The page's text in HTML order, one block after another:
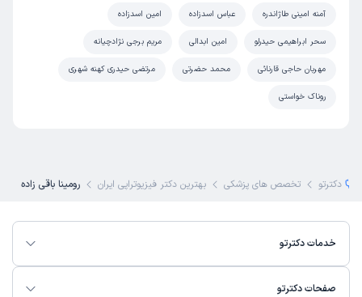
آمنه امینی طاژاندره عباس اسدزاده امین اسدزاده
سحر ابراهیمی حیدرلو امین ابدالی مریم برجی نژادچیانه
مهربان حاجی قارنائی محمد حضرتی مرتضی حیدری کهنه شهری
روناک خواستی
دکترتو تخصص های پزشکی بهترین دکتر فیزیوتراپی ایران رومینا باقی زاده
خدمات دکترتو
صفحات دکترتو